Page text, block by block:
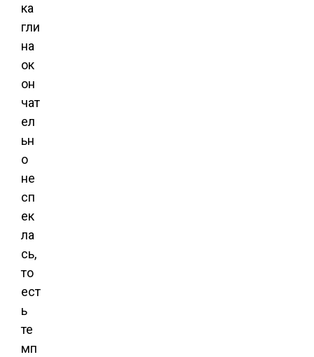
ка
гли
на
ок
он
чат
ел
ьн
о
не
сп
ек
ла
сь,
то
ест
ь
те
мп